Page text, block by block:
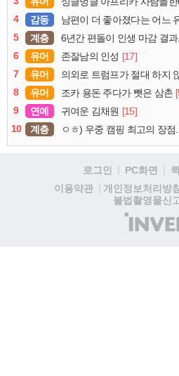
4
감동 남편이 더 좋아졌다는 어느
5
계층 6년간 편돌이 인생 마감 결과.
6
유머 존잘남의 인성 [17]
7
유머 의외로 트럼프가 절대 하지
8
유머 조카 용돈 주다가 뺏은 삼촌
9
연예 귀여운 김채원 [15]
10
계층 ㅇㅎ) 우중 캠핑 최고의 장점.
로그인 PC화면
이용약관
개인정보처리방침
불법촬영물신
(주)
인